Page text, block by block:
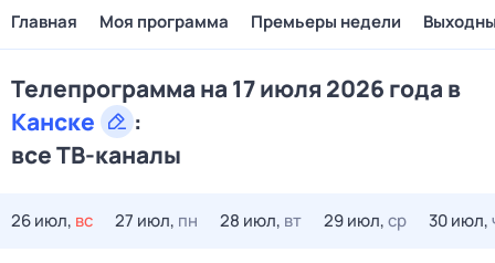
Главная Моя программа Премьеры недели
Телепрограмма на 17 июля 2026 года в
Канске
:
все ТВ-каналы
26 июл, вс 27 июл, пн 28 июл, вт 29 июл,ср 30 июл,